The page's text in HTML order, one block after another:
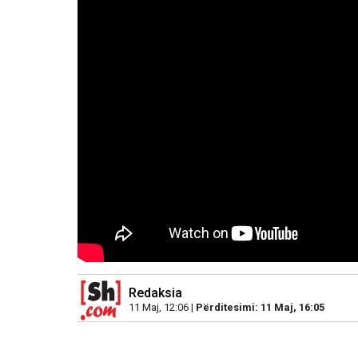
Redaksia
11 Maj, 12:06 | Përditesimi: 11 Maj, 16:05